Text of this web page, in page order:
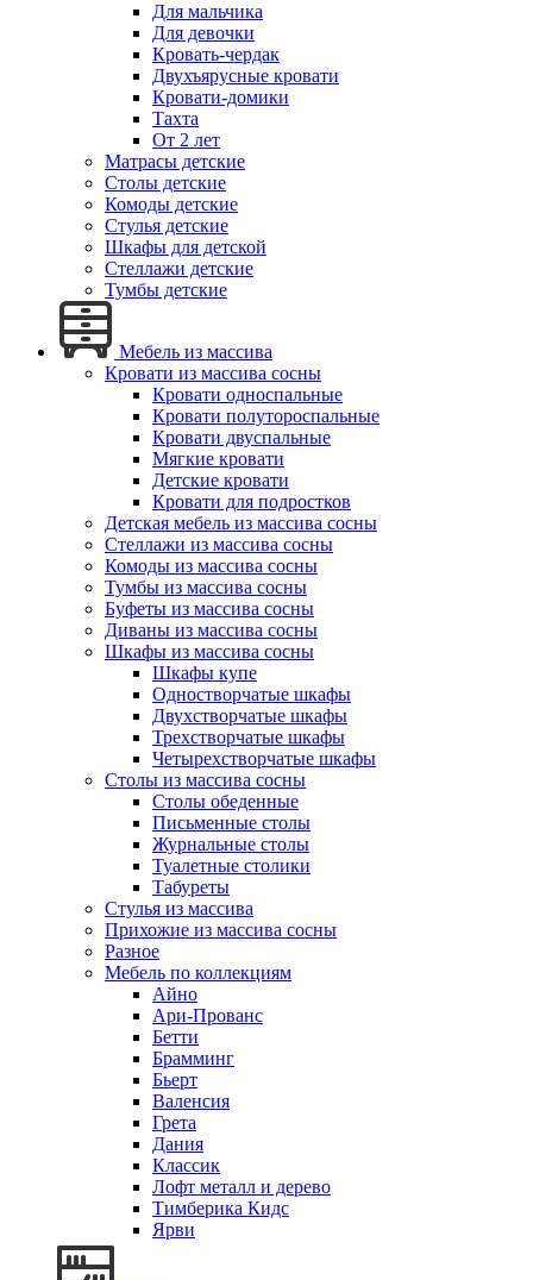
Для мальчика
Для девочки
Кровать-чердак
Двухъярусные кровати
Кровати-домики
Тахта
От 2 лет
Матрасы детские
Столы детские
Комоды детские
Стулья детские
Шкафы для детской
Стеллажи детские
Тумбы детские
Мебель из массива
Кровати из массива сосны
Кровати односпальные
Кровати полутороспальные
Кровати двуспальные
Мягкие кровати
Детские кровати
Кровати для подростков
Детская мебель из массива сосны
Стеллажи из массива сосны
Комоды из массива сосны
Тумбы из массива сосны
Буфеты из массива сосны
Диваны из массива сосны
Шкафы из массива сосны
Шкафы купе
Одностворчатые шкафы
Двухстворчатые шкафы
Трехстворчатые шкафы
Четырехстворчатые шкафы
Столы из массива сосны
Столы обеденные
Письменные столы
Журнальные столы
Туалетные столики
Табуреты
Стулья из массива
Прихожие из массива сосны
Разное
Мебель по коллекциям
Айно
Ари-Прованс
Бетти
Брамминг
Бьерт
Валенсия
Грета
Дания
Классик
Лофт металл и дерево
Тимберика Кидс
Ярви